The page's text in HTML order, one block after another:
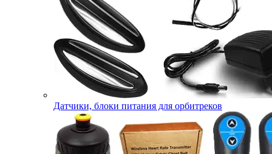
Датчики, блоки питания для орбитреков